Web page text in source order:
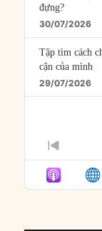
đựng?
30/07/2026
Tập tìm cách
cận của mình
29/07/2026